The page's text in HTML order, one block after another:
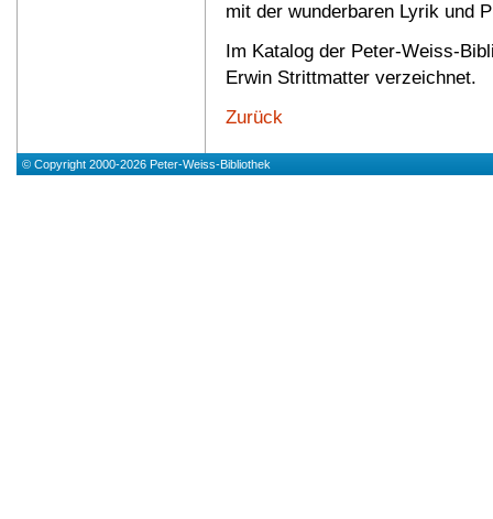
mit der wunderbaren Lyrik und
Im Katalog der Peter-Weiss-
Erwin Strittmatter verzeichnet.
Zurück
© Copyright 2000-2026 Peter-Weiss-Bibliothek